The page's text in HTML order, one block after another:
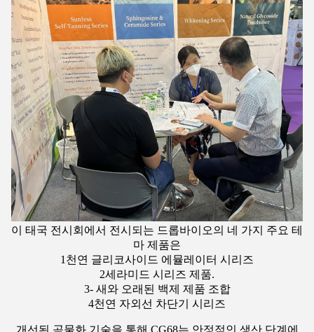
이 태국 전시회에서 전시되는 드롭바이오의 네 가지 주요 테
마 제품은
1천연 글리코사이드 에뮬레이터 시리즈
2세라미드 시리즈 제품.
3- 새와 오래된 백제 제품 조합
4천연 자외선 차단기 시리즈
개선된 곡물화 기술을 통해 CG68는 안정적인 생산 단계에